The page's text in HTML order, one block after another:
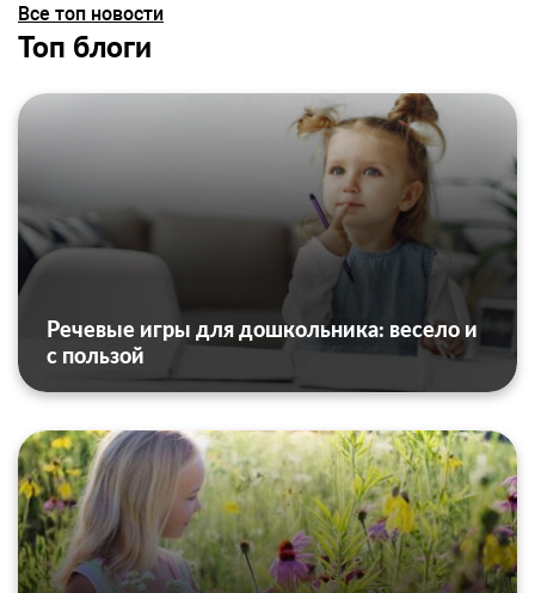
Все топ новости
Топ блоги
Речевые игры для дошкольника: весело и
с пользой